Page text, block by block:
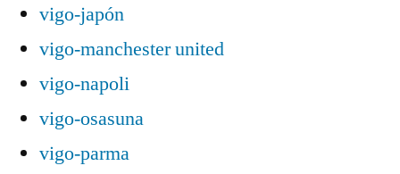
vigo-japón
vigo-manchester united
vigo-napoli
vigo-osasuna
vigo-parma